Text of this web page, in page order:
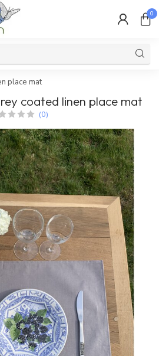
0
place mat
coated linen place mat
(0)